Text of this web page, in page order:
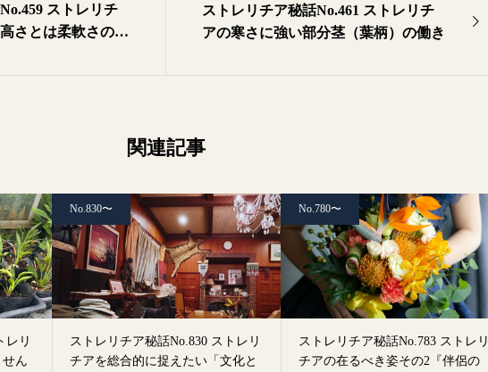
ストレリチ
さとは柔軟さのこ
ストレリチア秘話No.461 ストレリチ
アの寒さに強い部分茎（葉柄）の働き
関連記事
レリ
ん
No.830〜
ストレリチア秘話No.830 ストレリ
チアを総合的に捉えたい「文化と
No.780〜
ストレリチア秘話No.783 ストレリ
チアの在るべき姿その2『伴侶の